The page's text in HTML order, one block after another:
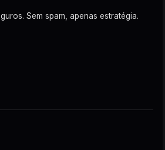
Sem spam, apenas estratégia.